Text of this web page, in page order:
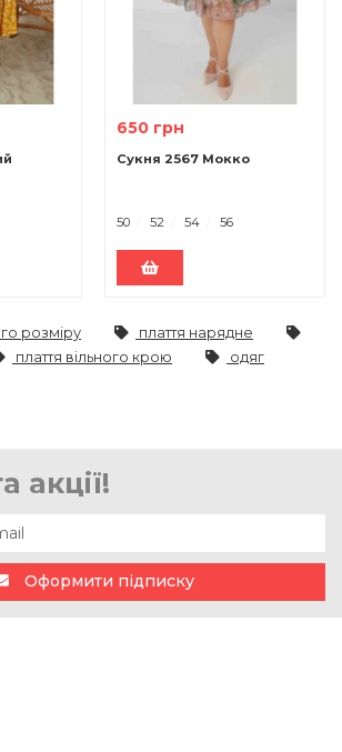
650 грн
Сукня 2567 Мокко
50 52 54 56
розміру
плаття нарядне
плаття вільного крою
одяг
акції!
Оформити підписку